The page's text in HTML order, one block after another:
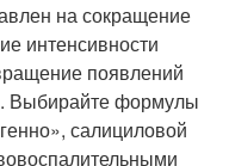
на сокращение
интенсивности
появлений
Выбирайте формулы
салициловой